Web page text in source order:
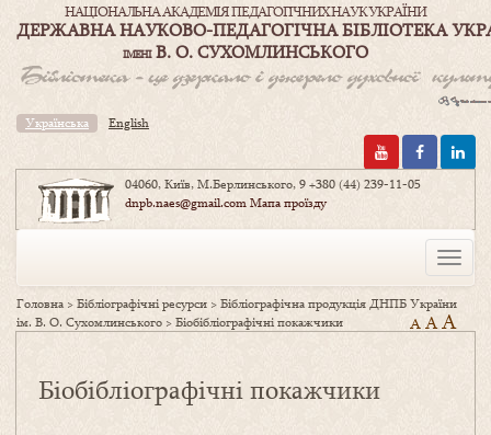
НАЦІОНАЛЬНА АКАДЕМІЯ ПЕДАГОГІЧНИХ НАУК УКРАЇНИ
ДЕРЖАВНА НАУКОВО-ПЕДАГОГІЧНА БІБЛІОТЕКА
ІМЕНІВ. О. СУХОМЛИНСЬКОГО
Українська English
04060, Київ, М.Берлинського, 9+380 (44) 239-11-05
dnpb.naes@gmail.comМапа проїзду
Toggle
Головна >Бібліографічні ресурси >Бібліографічна продукція ДНПБ України
ім. В. О. Сухомлинського >Біобібліографічні покажчики A AA
Біобібліографічні покажчики